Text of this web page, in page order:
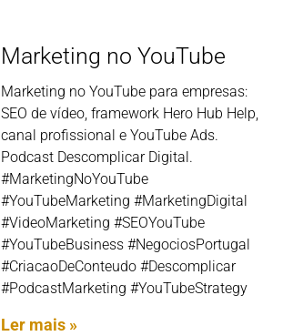
Marketing no YouTube
Marketing no YouTube para empresas:
SEO de vídeo, framework Hero Hub Help,
canal profissional e YouTube Ads.
Podcast Descomplicar Digital.
#MarketingNoYouTube
#YouTubeMarketing #MarketingDigital
#VideoMarketing #SEOYouTube
#YouTubeBusiness #NegociosPortugal
#CriacaoDeConteudo #Descomplicar
#PodcastMarketing #YouTubeStrategy
Ler mais »